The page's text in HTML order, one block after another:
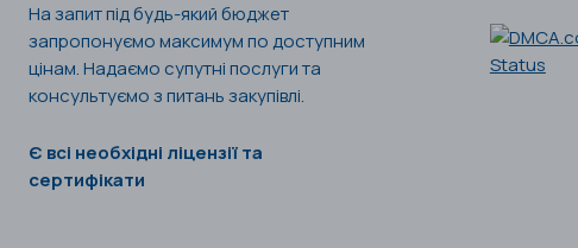
На запит під будь-який бюджет
запропонуємо максимум по доступним
цінам. Надаємо супутні послуги та
консультуємо з питань закупівлі.
Є всі необхідні ліцензії та
сертифікати